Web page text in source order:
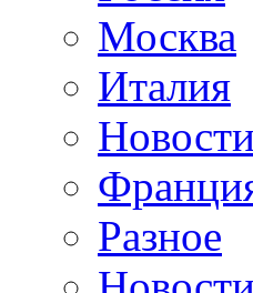
Москва
Италия
Разное